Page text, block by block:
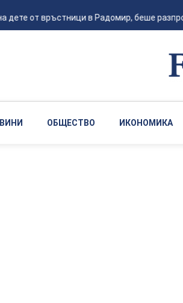
от връстници в Радомир, беше
ОБЩЕСТВО ИКОНОМИКА